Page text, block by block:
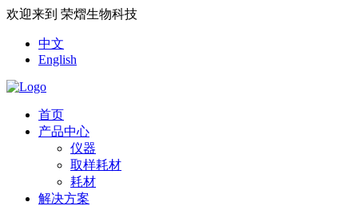
欢迎来到 荣熠生物科技
中文
English
首页
产品中心
仪器
取样耗材
耗材
解决方案